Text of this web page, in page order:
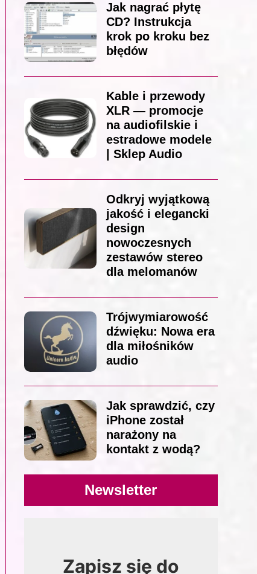
Jak nagrać płytę
CD? Instrukcja
krok po kroku bez
błędów
Kable i przewody
XLR — promocje
na audiofilskie i
estradowe modele
| Sklep Audio
Odkryj wyjątkową
jakość i elegancki
design
nowoczesnych
zestawów stereo
dla melomanów
Trójwymiarowość
dźwięku: Nowa era
dla miłośników
audio
Jak sprawdzić, czy
iPhone został
narażony na
kontakt z wodą?
Newsletter
Zapisz się do